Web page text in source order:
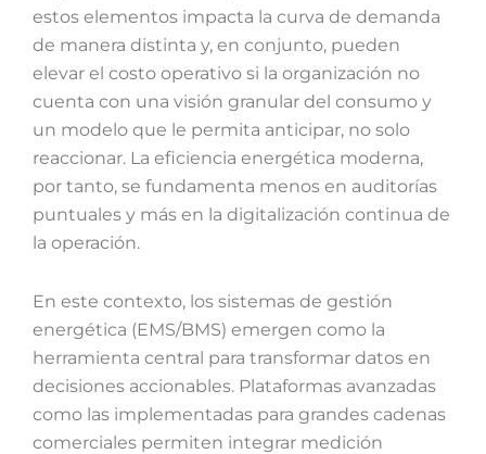
estos elementos impacta la curva de demanda
de manera distinta y, en conjunto, pueden
elevar el costo operativo si la organización no
cuenta con una visión granular del consumo y
un modelo que le permita anticipar, no solo
reaccionar. La eficiencia energética moderna,
por tanto, se fundamenta menos en auditorías
puntuales y más en la digitalización continua de
la operación.
En este contexto, los sistemas de gestión
energética (EMS/BMS) emergen como la
herramienta central para transformar datos en
decisiones accionables. Plataformas avanzadas
como las implementadas para grandes cadenas
comerciales permiten integrar medición